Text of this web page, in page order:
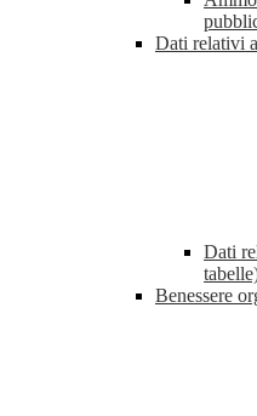
Dati relativi
Dati
Benessere